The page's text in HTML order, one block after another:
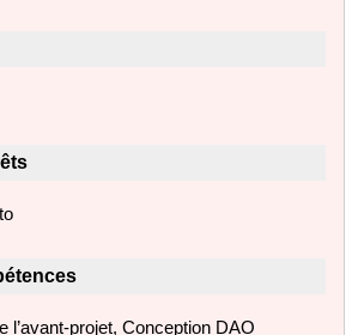
l’avant-projet, Conception DAO